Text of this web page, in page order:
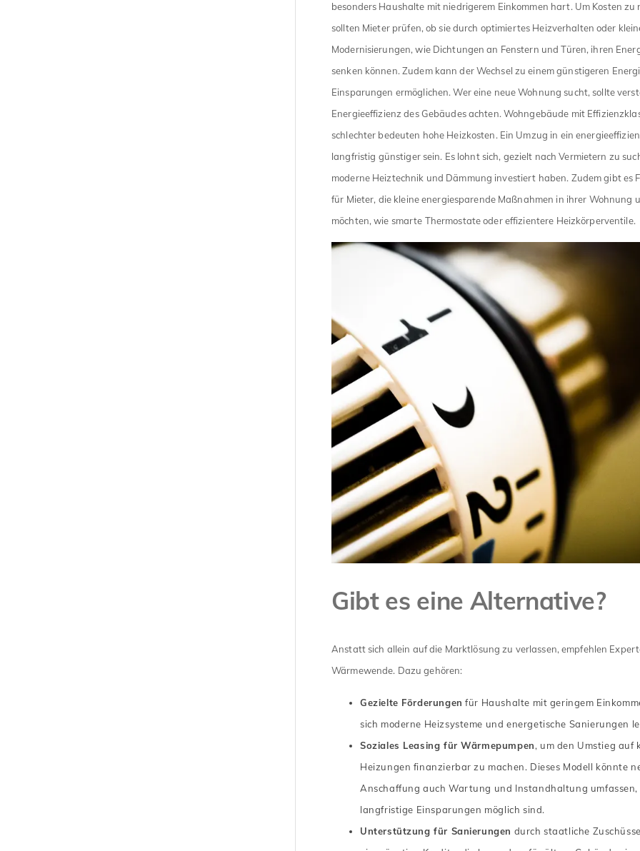
besonders Haushalte mit niedrigerem Einkommen hart. Um Kosten zu
sollten Mieter prüfen, ob sie durch optimiertes Heizverhalten oder
Modernisierungen, wie Dichtungen an Fenstern und Türen, ihren
senken können. Zudem kann der Wechsel zu einem günstigeren
Einsparungen ermöglichen. Wer eine neue Wohnung sucht, sollte
Energieeffizienz des Gebäudes achten. Wohngebäude mit
schlechter bedeuten hohe Heizkosten. Ein Umzug in ein
langfristig günstiger sein. Es lohnt sich, gezielt nach Vermietern zu
moderne Heiztechnik und Dämmung investiert haben. Zudem gibt es
für Mieter, die kleine energiesparende Maßnahmen in ihrer Wohnung
möchten, wie smarte Thermostate oder effizientere Heizkörperventile.
Gibt es eine Alternative?
Anstatt sich allein auf die Marktlösung zu verlassen, empfehlen
Wärmewende. Dazu gehören:
Gezielte Förderungen für Haushalte mit geringem
sich moderne Heizsysteme und energetische Sanierungen
Soziales Leasing für Wärmepumpen, um den Umstieg auf
Heizungen finanzierbar zu machen. Dieses Modell könnte
Anschaffung auch Wartung und Instandhaltung umfassen,
langfristige Einsparungen möglich sind.
Unterstützung für Sanierungen durch staatliche